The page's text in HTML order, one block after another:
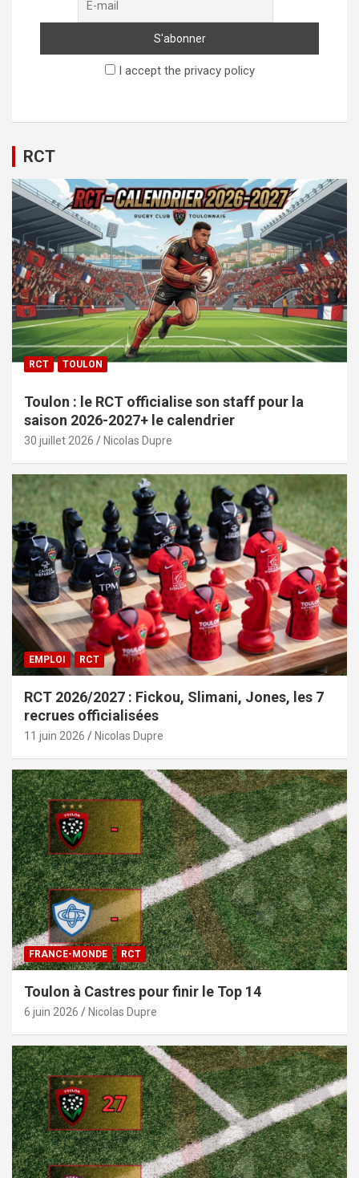
I accept the privacy policy
RCT
RCT TOULON
Toulon : le RCT officialise son staff pour la
saison 2026-2027+ le calendrier
30 juillet 2026 Nicolas Dupre
EMPLOI RCT
RCT 2026/2027 : Fickou, Slimani, Jones, les 7
recrues officialisées
11 juin 2026 Nicolas Dupre
FRANCE-MONDE RCT
Toulon à Castres pour finir le Top 14
6 juin 2026 Nicolas Dupre